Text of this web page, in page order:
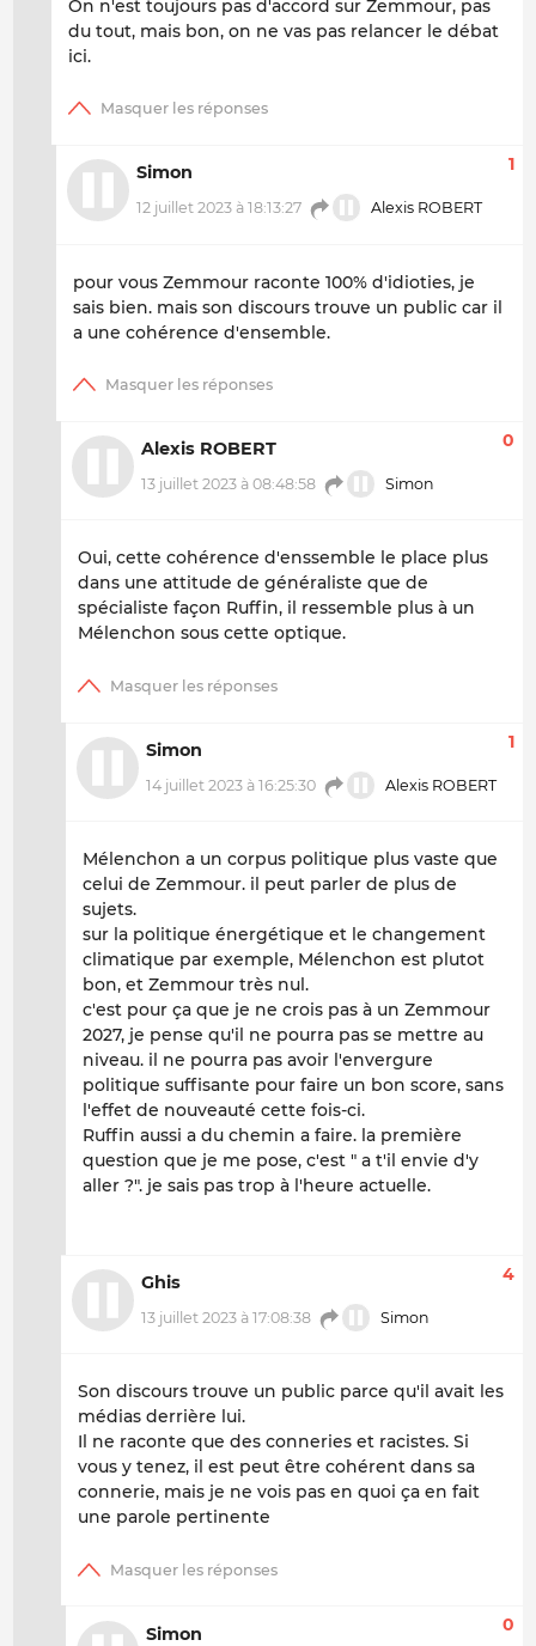
On n'est toujours pas d'accord sur Zemmour, pas
du tout, mais bon, on ne vas pas relancer le débat
ici.
Simon
12 juillet 2023 à 18:13:27 Alexis ROBERT
1
pour vous Zemmour raconte 100% d'idioties, je
sais bien. mais son discours trouve un public car il
a une cohérence d'ensemble.
Alexis ROBERT
13 juillet 2023 à 08:48:58 Simon
0
Oui, cette cohérence d'enssemble le place plus
dans une attitude de généraliste que de
spécialiste façon Ruffin, il ressemble plus à un
Mélenchon sous cette optique.
Simon
14 juillet 2023 à 16:25:30 Alexis ROBERT
1
Mélenchon a un corpus politique plus vaste que
celui de Zemmour. il peut parler de plus de
sujets.
sur la politique énergétique et le changement
climatique par exemple, Mélenchon est plutot
bon, et Zemmour très nul.
c'est pour ça que je ne crois pas à un Zemmour
2027, je pense qu'il ne pourra pas se mettre au
niveau. il ne pourra pas avoir l'envergure
politique suffisante pour faire un bon score, sans
l'effet de nouveauté cette fois-ci.
Ruffin aussi a du chemin a faire. la première
question que je me pose, c'est " a t'il envie d'y
aller ?". je sais pas trop à l'heure actuelle.
Ghis
13 juillet 2023 à 17:08:38 Simon
4
Son discours trouve un public parce qu'il avait les
médias derrière lui.
Il ne raconte que des conneries et racistes. Si
vous y tenez, il est peut être cohérent dans sa
connerie, mais je ne vois pas en quoi ça en fait
une parole pertinente
Simon 0